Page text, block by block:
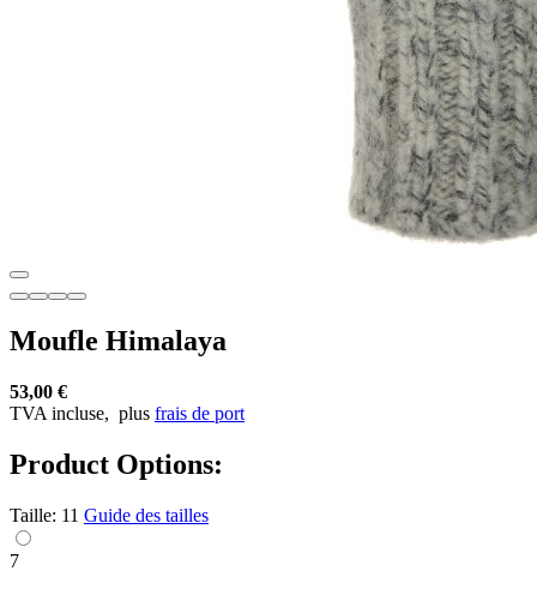
Moufle Himalaya
53,00 €
TVA incluse, plus frais de port
Product Options:
Taille: 11 Guide des tailles
7